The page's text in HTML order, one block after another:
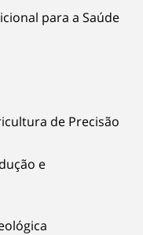
para a Saúde
de Precisão
e